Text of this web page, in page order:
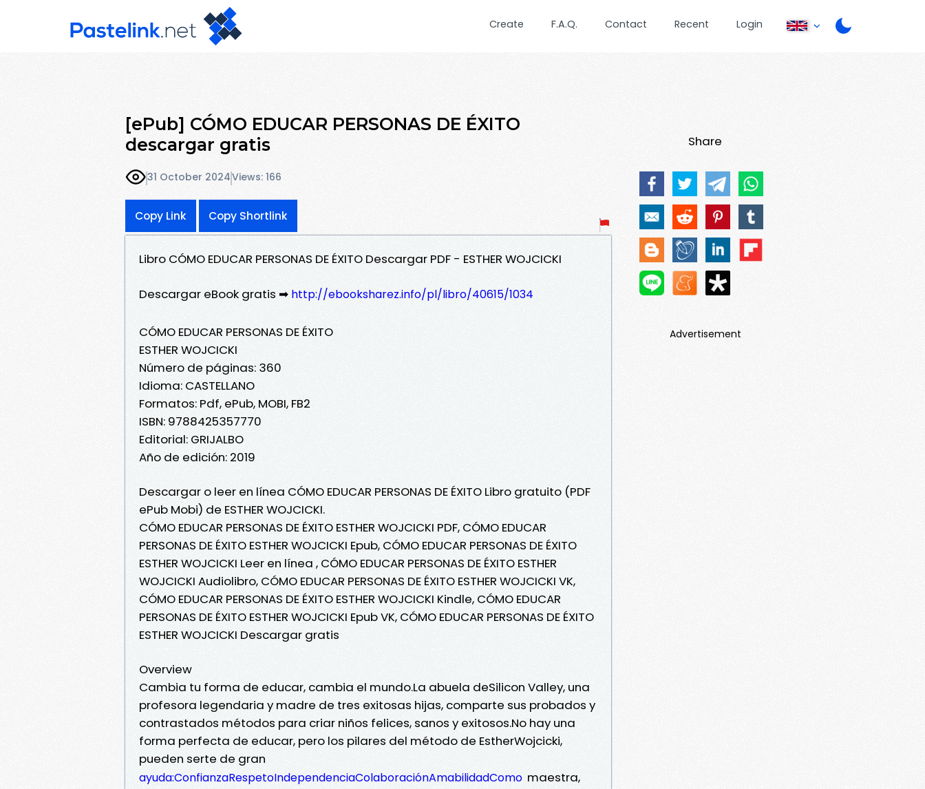
Create F.A.Q. Contact Recent Login
[ePub] CÓMO EDUCAR PERSONAS DE ÉXITO
descargar gratis
31 October 2024Views: 166
Copy Link Copy Shortlink
Libro CÓMO EDUCAR PERSONAS DE ÉXITO Descargar PDF - ESTHER WOJCICKI
Descargar eBook gratis ➡ http://ebooksharez.info/pl/libro/40615/1034
CÓMO EDUCAR PERSONAS DE ÉXITO
ESTHER WOJCICKI
Número de páginas: 360
Idioma: CASTELLANO
Formatos: Pdf, ePub, MOBI, FB2
ISBN: 9788425357770
Editorial: GRIJALBO
Año de edición: 2019
Descargar o leer en línea CÓMO EDUCAR PERSONAS DE ÉXITO Libro gratuito (PDF
ePub Mobi) de ESTHER WOJCICKI.
CÓMO EDUCAR PERSONAS DE ÉXITO ESTHER WOJCICKI PDF, CÓMO EDUCAR
PERSONAS DE ÉXITO ESTHER WOJCICKI Epub, CÓMO EDUCAR PERSONAS DE ÉXITO
ESTHER WOJCICKI Leer en línea , CÓMO EDUCAR PERSONAS DE ÉXITO ESTHER
WOJCICKI Audiolibro, CÓMO EDUCAR PERSONAS DE ÉXITO ESTHER WOJCICKI VK,
CÓMO EDUCAR PERSONAS DE ÉXITO ESTHER WOJCICKI Kindle, CÓMO EDUCAR
PERSONAS DE ÉXITO ESTHER WOJCICKI Epub VK, CÓMO EDUCAR PERSONAS DE ÉXITO
ESTHER WOJCICKI Descargar gratis
Overview
Cambia tu forma de educar, cambia el mundo.La abuela deSilicon Valley, una
profesora legendaria y madre de tres exitosas hijas, comparte sus probados y
contrastados métodos para criar niños felices, sanos y exitosos.No hay una
forma perfecta de educar, pero los pilares del método de EstherWojcicki,
pueden serte de gran
ayuda:ConfianzaRespetoIndependenciaColaboraciónAmabilidadComo maestra,
Share
Advertisement